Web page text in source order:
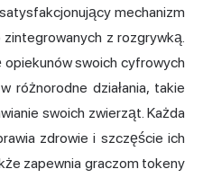
mechanizm
zintegrowanych z rozgrywką.
swoich cyfrowych
różnorodne działania, takie
swoich zwierząt. Każda
zdrowie i szczęście ich
zapewnia graczom tokeny